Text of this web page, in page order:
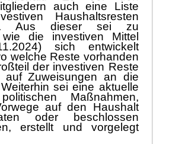
auch eine Liste
Haushaltsresten
Aus dieser sei zu
wie die investiven Mittel
) sich entwickelt
welche Reste vorhanden
teil der investiven Reste
auf Zuweisungen an die
sei eine aktuelle
Maßnahmen,
auf den Haushalt
oder
beschlossen
erstellt und vorgelegt